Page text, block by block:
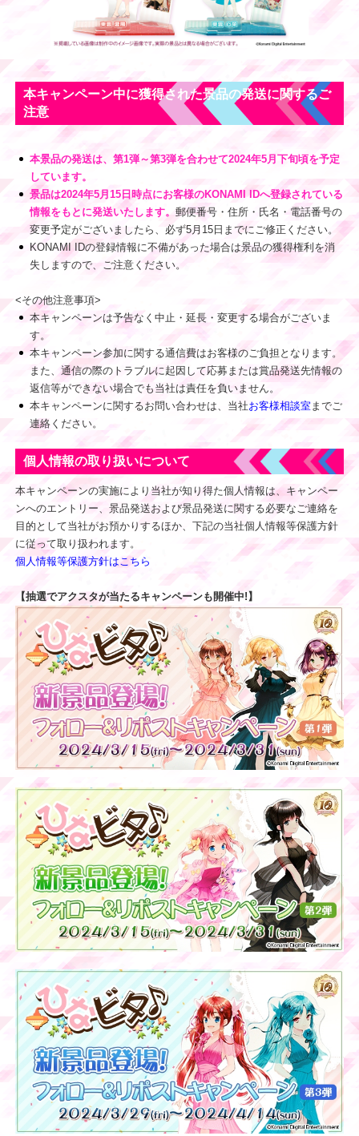
本キャンペーン中に獲得された景品の発送に関するご
注意
本景品の発送は、第1弾～第3弾を合わせて2024年5月下旬頃を予定
しています。
景品は2024年5月15日時点にお客様のKONAMI IDへ登録されている
情報をもとに発送いたします。 郵便番号・住所・氏名・電話番号の
変更予定がございましたら、必ず5月15日までにご修正ください。
KONAMI IDの登録情報に不備があった場合は景品の獲得権利を消
失しますので、ご注意ください。
<その他注意事項>
本キャンペーンは予告なく中止・延長・変更する場合がございま
す。
本キャンペーン参加に関する通信費はお客様のご負担となります。
また、通信の際のトラブルに起因して応募または賞品発送先情報の
返信等ができない場合でも当社は責任を負いません。
本キャンペーンに関するお問い合わせは、当社お客様相談室までご
連絡ください。
個人情報の取り扱いについて
本キャンペーンの実施により当社が知り得た個人情報は、キャンペー
ンへのエントリー、景品発送および景品発送に関する必要なご連絡を
目的として当社がお預かりするほか、下記の当社個人情報等保護方針
に従って取り扱われます。
個人情報等保護方針はこちら
【抽選でアクスタが当たるキャンペーンも開催中!】